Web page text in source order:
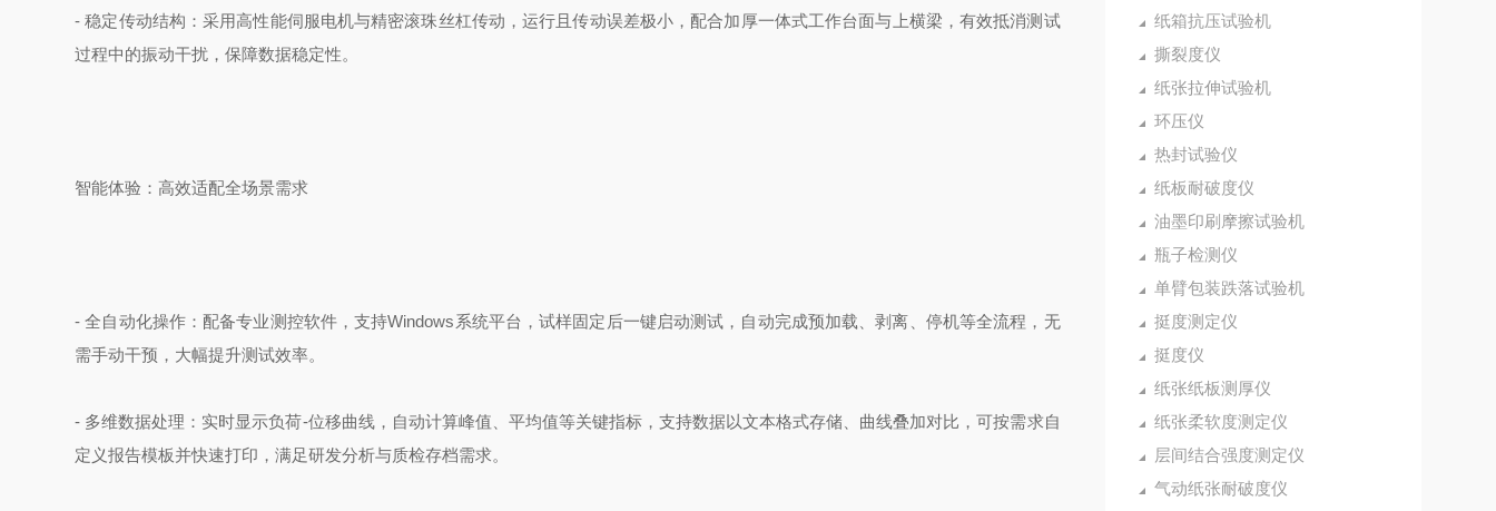
纸箱抗压试验机
撕裂度仪
纸张拉伸试验机
环压仪
热封试验仪
纸板耐破度仪
油墨印刷摩擦试验机
瓶子检测仪
单臂包装跌落试验机
挺度测定仪
挺度仪
纸张纸板测厚仪
纸张柔软度测定仪
层间结合强度测定仪
气动纸张耐破度仪
- 稳定传动结构：采用高性能伺服电机与精密滚珠丝杠传动，运行且传动误差极小，配合加厚一体式工作台面与上横梁，有效抵消测试
过程中的振动干扰，保障数据稳定性。
智能体验：高效适配全场景需求
- 全自动化操作：配备专业测控软件，支持Windows系统平台，试样固定后一键启动测试，自动完成预加载、剥离、停机等全流程，无
需手动干预，大幅提升测试效率。
- 多维数据处理：实时显示负荷-位移曲线，自动计算峰值、平均值等关键指标，支持数据以文本格式存储、曲线叠加对比，可按需求自
定义报告模板并快速打印，满足研发分析与质检存档需求。